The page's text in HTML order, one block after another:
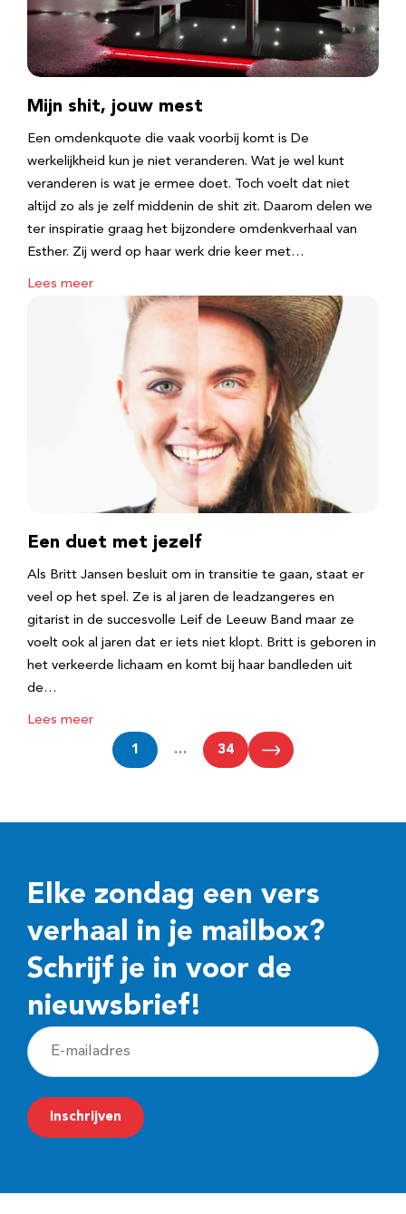
Mijn shit, jouw mest
Een omdenkquote die vaak voorbij komt is De
werkelijkheid kun je niet veranderen. Wat je wel kunt
veranderen is wat je ermee doet. Toch voelt dat niet
altijd zo als je zelf middenin de shit zit. Daarom delen we
ter inspiratie graag het bijzondere omdenkverhaal van
Esther. Zij werd op haar werk drie keer met…
Lees meer
Een duet met jezelf
Als Britt Jansen besluit om in transitie te gaan, staat er
veel op het spel. Ze is al jaren de leadzangeres en
gitarist in de succesvolle Leif de Leeuw Band maar ze
voelt ook al jaren dat er iets niet klopt. Britt is geboren in
het verkeerde lichaam en komt bij haar bandleden uit
de…
Lees meer
1 … 34
Elke zondag een vers
verhaal in je mailbox?
Schrijf je in voor de
nieuwsbrief!
E
-
m
a
Inschrijven